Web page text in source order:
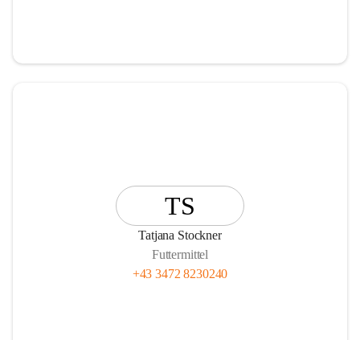
TS
Tatjana Stockner
Futtermittel
+43 3472 8230240